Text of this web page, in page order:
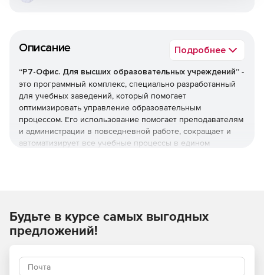
Описание Подробнее
“Р7-Офис. Для высших образовательных учреждений” -
это программный комплекс, специально разработанный
для учебных заведений, который помогает
оптимизировать управление образовательным
процессом. Его использование помогает преподавателям
и администрации в повседневной работе, сокращает и
автоматизирует все учебные процессы в едином
макросы. Доступны режимы совместной работы с
документами и управлением файлами, настроенные и на
преподавателей, и на учащихся. По умолчанию уже
Социальная сеть.
Будьте в курсе самых выгодных
предложений!